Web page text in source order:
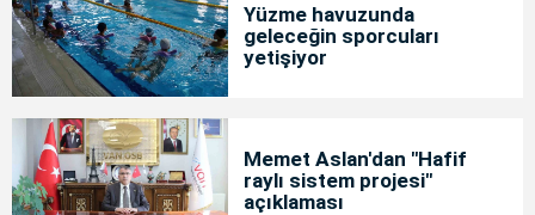
Yüzme havuzunda
geleceğin sporcuları
yetişiyor
Memet Aslan'dan "Hafif
raylı sistem projesi"
açıklaması